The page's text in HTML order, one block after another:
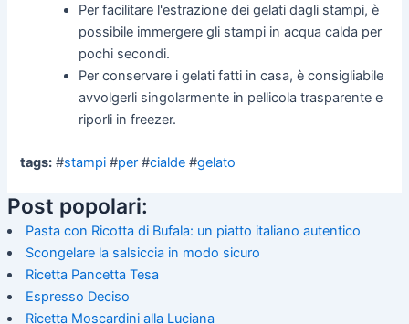
Per facilitare l'estrazione dei gelati dagli stampi, è
possibile immergere gli stampi in acqua calda per
pochi secondi.
Per conservare i gelati fatti in casa, è consigliabile
avvolgerli singolarmente in pellicola trasparente e
riporli in freezer.
tags: #stampi #per #cialde #gelato
Post popolari:
Pasta con Ricotta di Bufala: un piatto italiano autentico
Scongelare la salsiccia in modo sicuro
Ricetta Pancetta Tesa
Espresso Deciso
Ricetta Moscardini alla Luciana